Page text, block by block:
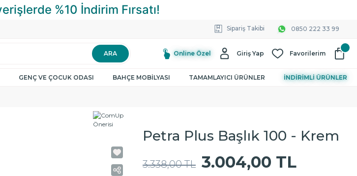
Sipariş Takibi 0850 222 33 99
ARA Online Özel Giriş Yap Favorilerim
GENÇ VE ÇOCUK ODASI BAHÇE MOBİLYASI TAMAMLAYICI ÜRÜNLER İNDİRİMLİ ÜRÜNLER
Petra Plus Başlık 100 - Krem
3.338,00 TL 3.004,00 TL